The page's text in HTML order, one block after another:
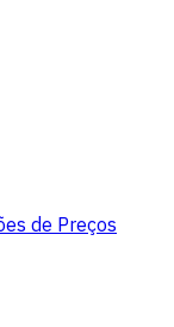
de Preços